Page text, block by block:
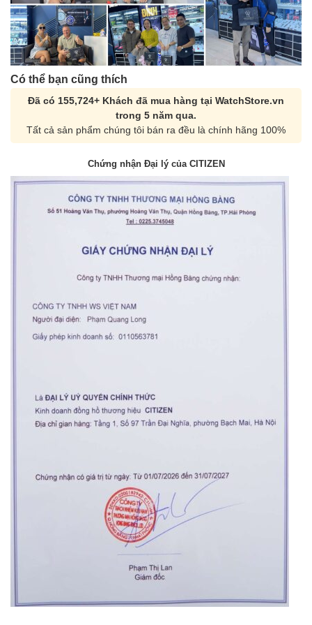
Có thể bạn cũng thích
Đã có 155,724+ Khách đã mua hàng tại WatchStore.vn
trong 5 năm qua.
Tất cả sản phẩm chúng tôi bán ra đều là chính hãng 100%
Chứng nhận Đại lý của CITIZEN
Orient Nam RA-
Casio Nam MTS-